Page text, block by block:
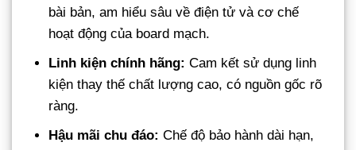
bài bản, am hiểu sâu về điện tử và cơ chế
hoạt động của board mạch.
Linh kiện chính hãng: Cam kết sử dụng linh
kiện thay thế chất lượng cao, có nguồn gốc rõ
ràng.
Hậu mãi chu đáo: Chế độ bảo hành dài hạn,